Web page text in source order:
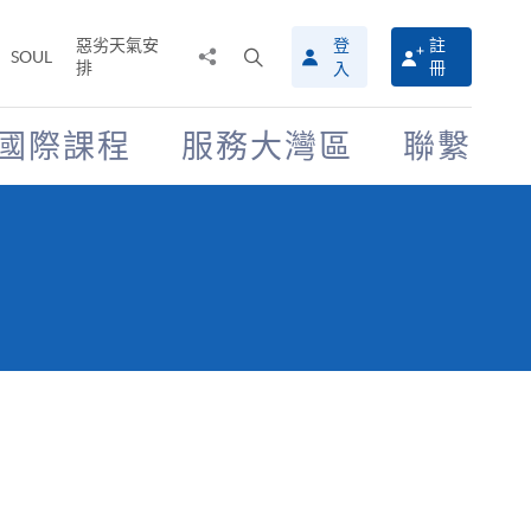
SOUL
惡劣天氣安
排
搜
尋
介
面
登
入
註
冊
際課程 服務大灣區 聯繫